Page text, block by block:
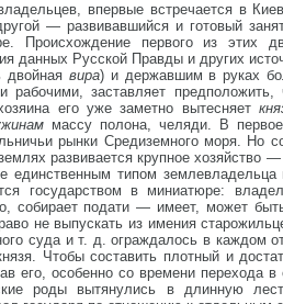
впервые встречается в
— развивавшийся и готовый
первого из этих
данных Русской Правды и других
двойная вира) и державшим в руках
заставляет
его уже заметно вытесняет
массу полона, челяди. В
рынки Средиземного моря. Но
развивается крупное
типом
государством в миниатюре:
собирает подати — имеет, может
не выпускать из имения
суда и т. д. ограждалось в каждом
Чтобы составить плотный и
его, особенно со времени перехода
роды вытянулись в длинную